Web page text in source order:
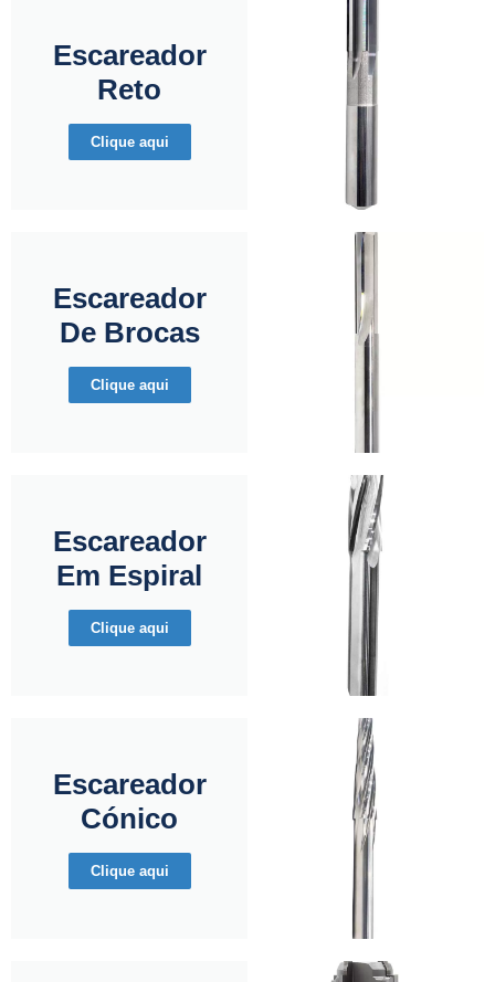
Escareador
Reto
Clique aqui
Escareador
De Brocas
Clique aqui
Escareador
Em Espiral
Clique aqui
Escareador
Cónico
Clique aqui